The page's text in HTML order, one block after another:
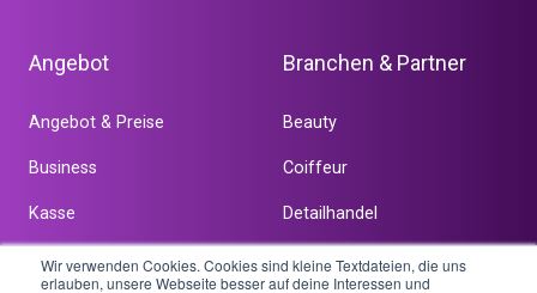
Wir verwenden Cookies. Cookies sind kleine Textdateien, die uns
erlauben, unsere Webseite besser auf deine Interessen und
Angebot
Angebot & Preise
Business
Kasse
Online
Branchen & Partner
Beauty
Coiffeur
Detailhandel
Dienstleistung